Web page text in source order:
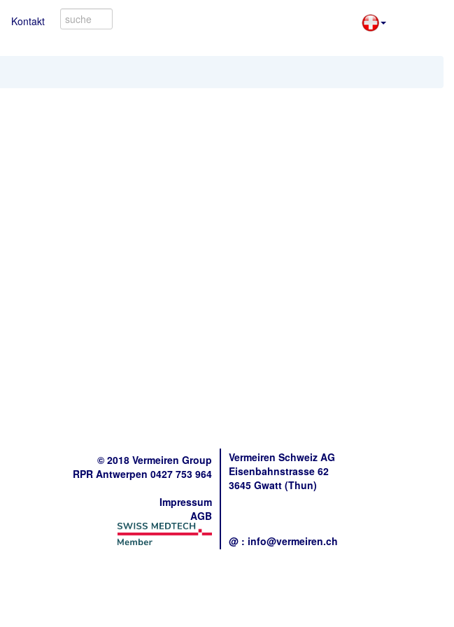
Kontakt
suche
Produkt
© 2018 Vermeiren Group
RPR Antwerpen 0427 753 964
Impressum
AGB
Vermeiren Schweiz AG
Eisenbahnstrasse 62
3645 Gwatt (Thun)
@ : info@vermeiren.ch